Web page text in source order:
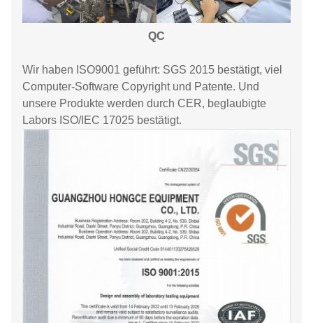
QC
Wir haben ISO9001 geführt: SGS 2015 bestätigt, viel
Computer-Software Copyright und Patente. Und
unsere Produkte werden durch CER, beglaubigte
Labors ISO/IEC 17025 bestätigt.